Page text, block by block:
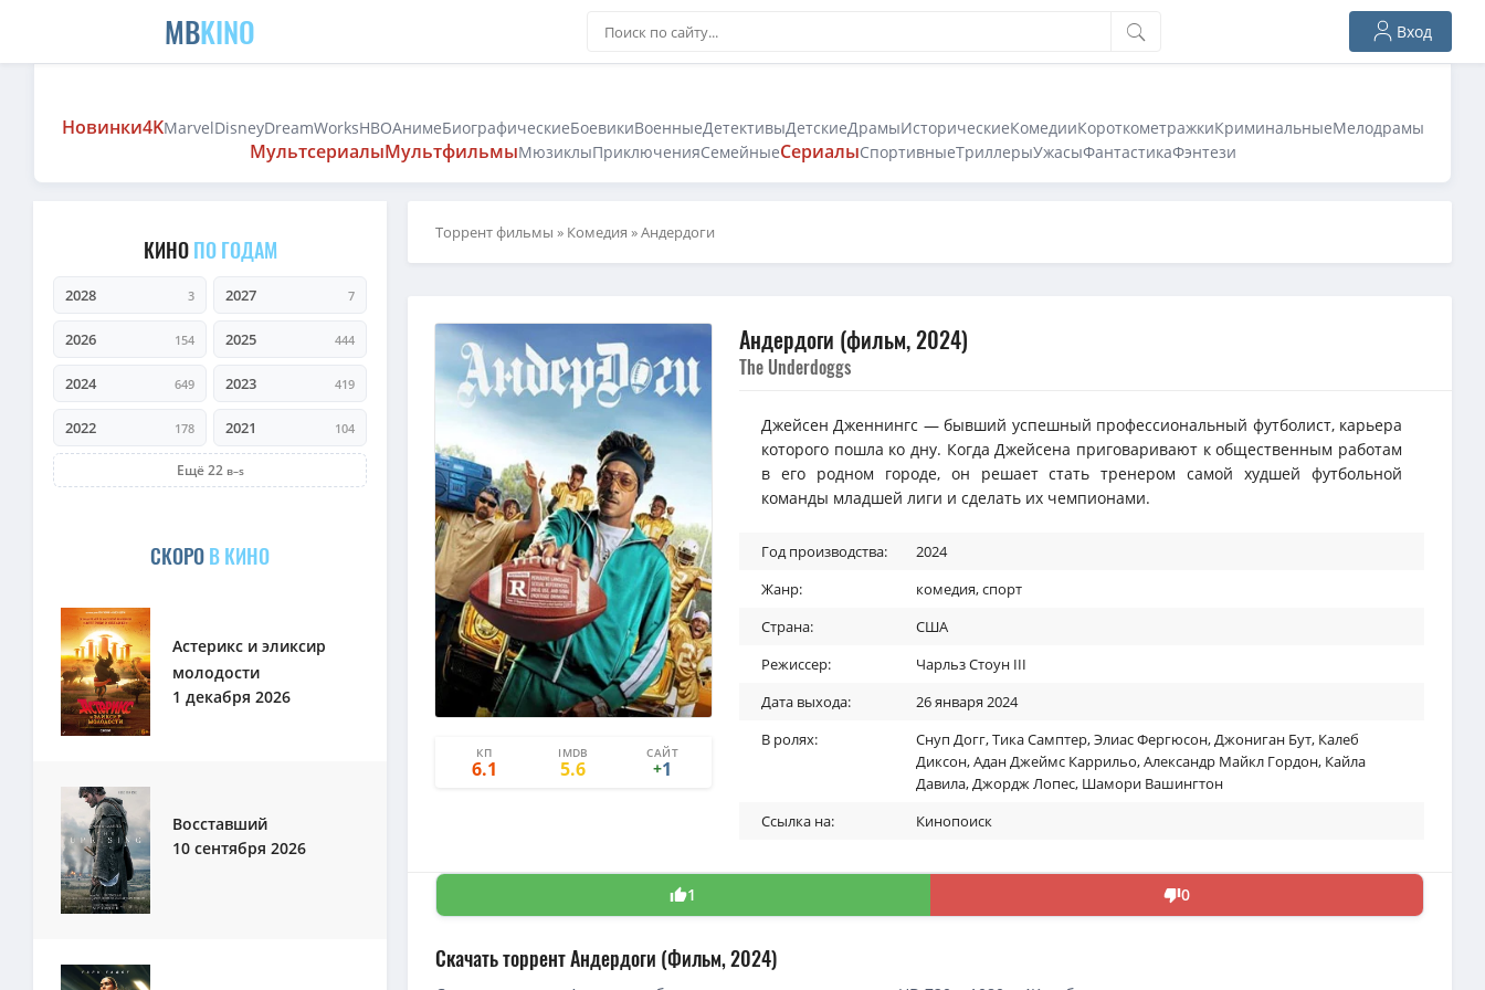
MBKINO Вход
Новинки4KMarvelDisneyDreamWorksHBOАнимеБиографическиеБоевикиВоенныеДетективыДетскиеДрамыИсторическиеКомедииКороткометражкиКриминальныеМелодрамы
МультсериалыМультфильмыМюзиклыПриключенияСемейныеСериалыСпортивныеТриллерыУжасыФантастикаФэнтези
КИНОПО ГОДАМ
2028 3 2027 7
2026 154 2025 444
2024 649 2023 419
2022 178 2021 104
Ещё 22
СКОРОВ КИНО
Астерикс и эликсир
молодости
1 декабря 2026
Восставший
10 сентября 2026
Торрент фильмы » Комедия » Андердоги
КП
6.1
IMDB
5.6
САЙТ
10
+1
Андердоги (фильм, 2024)
The Underdoggs
Джейсен Дженнингс — бывший успешный профессиональный футболист, карьера
которого пошла ко дну. Когда Джейсена приговаривают к общественным работам
в его родном городе, он решает стать тренером самой худшей футбольной
команды младшей лиги и сделать их чемпионами.
Год производства:
2024
Жанр:
комедия,спорт
Страна:
США
Режиссер:
Чарльз Стоун III
Дата выхода:
26 января 2024
В ролях:
Снуп Догг,Тика Самптер,Элиас Фергюсон,Джониган Бут, Калеб
Диксон,Адан Джеймс Каррильо,Александр Майкл Гордон, Кайла
Давила,Джордж Лопес, Шамори Вашингтон
Ссылка на:
Кинопоиск
1 0
Скачать торрент Андердоги (Фильм, 2024)